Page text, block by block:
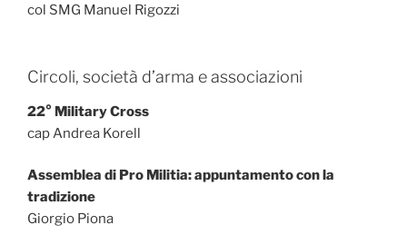
col SMG Manuel Rigozzi
Circoli, società d’arma e associazioni
22° Military Cross
cap Andrea Korell
Assemblea di Pro Militia: appuntamento con la
tradizione
Giorgio Piona